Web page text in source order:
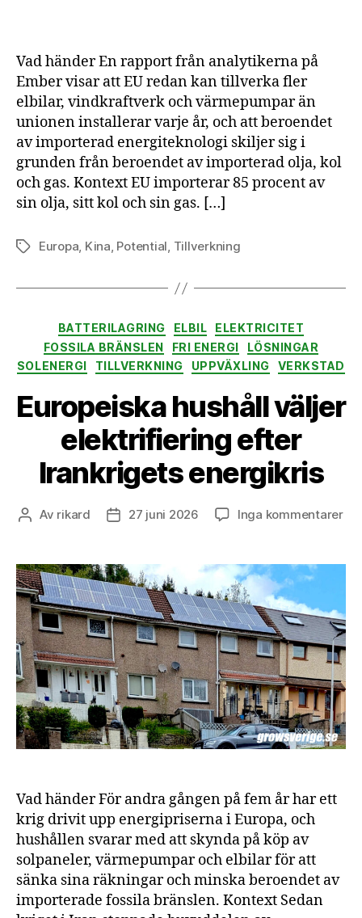
Vad händer En rapport från analytikerna på
Ember visar att EU redan kan tillverka fler
elbilar, vindkraftverk och värmepumpar än
unionen installerar varje år, och att beroendet
av importerad energiteknologi skiljer sig i
grunden från beroendet av importerad olja, kol
och gas. Kontext EU importerar 85 procent av
sin olja, sitt kol och sin gas. […]
Etiketter
Europa, Kina, Potential, Tillverkning
Kategorier
BATTERILAGRING ELBIL
ELEKTRICITET
FOSSILA BRÄNSLEN
FRI ENERGI
LÖSNINGAR
SOLENERGI
TILLVERKNING UPPVÄXLING VERKSTAD
Europeiska hushåll väljer
elektrifiering efter
Irankrigets energikris
Inläggsförfattare
Av rikard Inläggsdatum
27 juni 2026 Inga kommentarertill
Vad händer För andra gången på fem år har ett
krig drivit upp energipriserna i Europa, och
hushållen svarar med att skynda på köp av
solpaneler, värmepumpar och elbilar för att
sänka sina räkningar och minska beroendet av
importerade fossila bränslen. Kontext Sedan